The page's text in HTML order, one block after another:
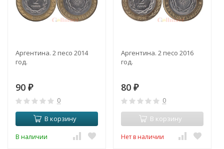
Аргентина. 2 песо 2014
год.
90 ₽
0
В корзину
В наличии
Аргентина. 2 песо 2016
год.
80 ₽
0
В корзину
Нет в наличии